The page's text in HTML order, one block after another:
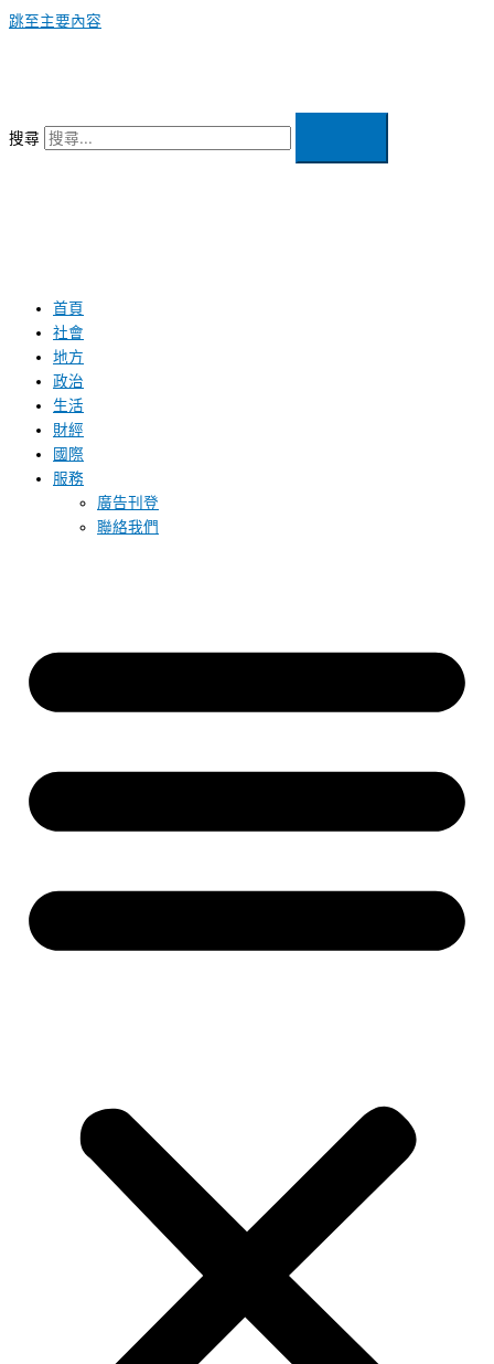
跳至主要內容
搜尋
首頁
社會
地方
政治
生活
財經
國際
服務
廣告刊登
聯絡我們